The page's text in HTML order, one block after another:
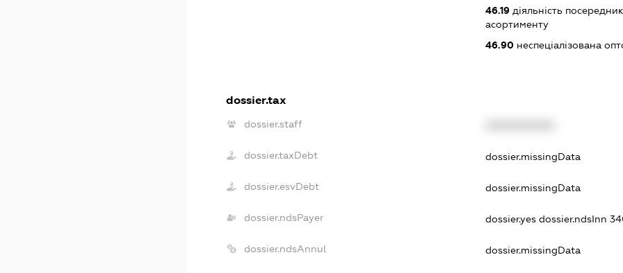
46.19діяльність
асортименту
46.90неспеціалізована
dossier.tax
dossier.staff
dossier.taxDebt dossier.missingData
dossier.esvDebt dossier.missingData
dossier.ndsPayer dossier.yes dossier.ndsInn
dossier.ndsAnnul dossier.missingData